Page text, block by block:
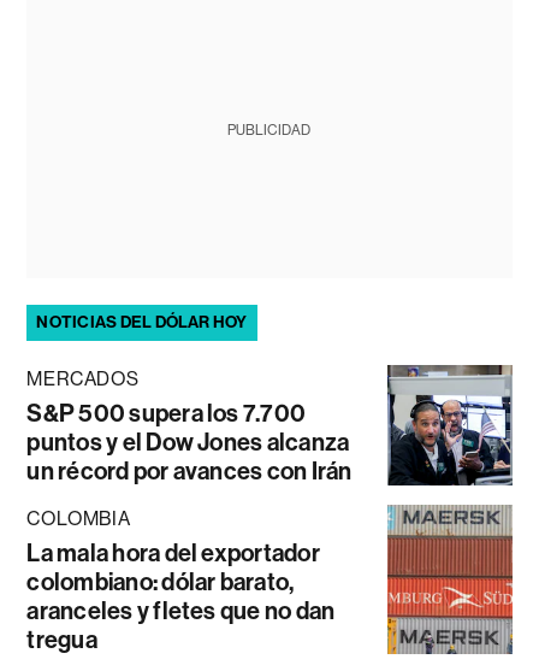
PUBLICIDAD
NOTICIAS DEL DÓLAR HOY
MERCADOS
S&P 500 supera los 7.700
puntos y el Dow Jones alcanza
un récord por avances con Irán
COLOMBIA
La mala hora del exportador
colombiano: dólar barato,
aranceles y fletes que no dan
tregua